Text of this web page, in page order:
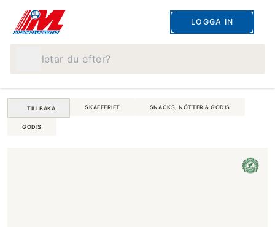
LOGGA IN
TILLBAKA SKAFFERIET SNACKS, NÖTTER & GODIS
GODIS